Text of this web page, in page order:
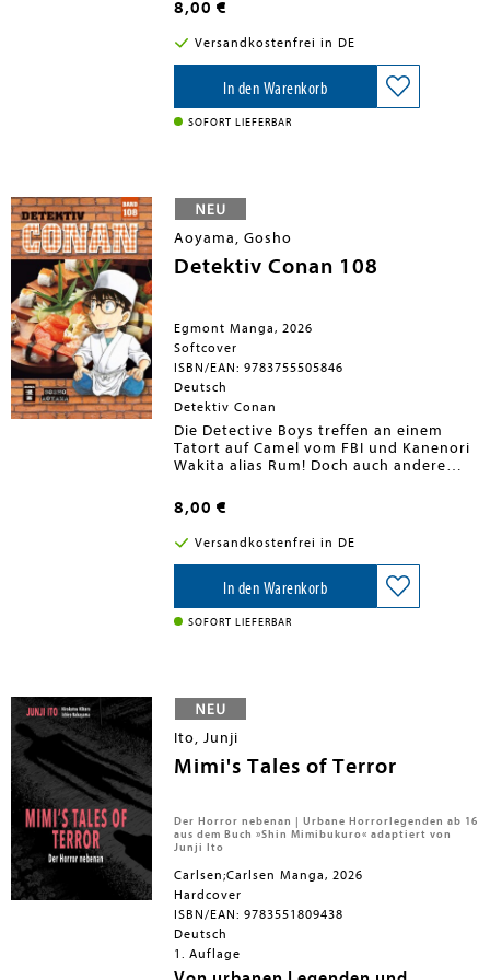
stecken. Misstrauen durchzieht die
Fraktionen. Schaffen sie es, Freund von
Feind zu unterscheiden?
8,00 €
Versandkostenfrei in DE
In den Warenkorb
SOFORT LIEFERBAR
Aoyama, Gosho
Detektiv Conan 108
Egmont Manga, 2026
Softcover
ISBN/EAN: 9783755505846
Deutsch
Detektiv Conan
Die Detective Boys treffen an einem
Tatort auf Camel vom FBI und Kanenori
Wakita alias Rum! Doch auch andere
großen Auftritt. Zudem verabreden sich
Ran, Sonoko, Sera und Conan in einem
Hotel zum High Tea. Dort sorgt
allerdings ein Foto für großes Chaos -
und einen Mord! Derweil stößt Chihaya
beim Besuch einer heißen Quelle auf
einen Fall, der sie an alte Freunde
zurückdenken lässt...
8,00 €
Versandkostenfrei in DE
In den Warenkorb
SOFORT LIEFERBAR
Ito, Junji
Mimi's Tales of Terror
Der Horror nebenan | Urbane Horrorlegenden ab 16
aus dem Buch »Shin Mimibukuro« adaptiert von
Junji Ito
Carlsen;Carlsen Manga, 2026
Hardcover
ISBN/EAN: 9783551809438
Deutsch
1. Auflage